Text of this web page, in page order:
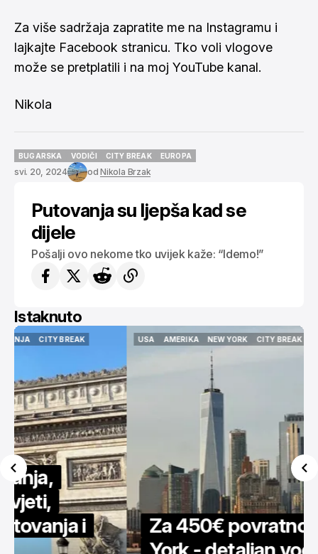
Za više sadržaja zapratite me na Instagramu i
lajkajte Facebook stranicu. Tko voli vlogove
može se pretplatili i na moj YouTube kanal.
Nikola
BUGARSKA
BUGARSKA
VODIČI
VODIČI
CITY BREAK
CITY BREAK
EUROPA
svi. 20, 2024 od Nikola Brzak
Putovanja su ljepša kad se
dijele
Pošalji ovo nekome tko uvijek kaže: “Idemo!”
Istaknuto
USA
AMERIKA
CITY BREAK
VODIČI
VODIČI
ISTAKNUTO
Za 450€ povratno u New